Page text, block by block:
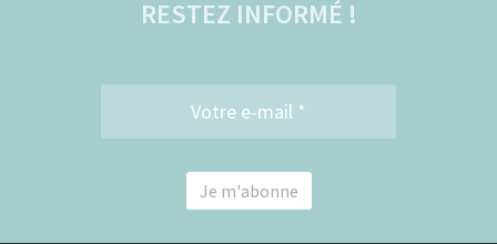
RESTEZ INFORMÉ !